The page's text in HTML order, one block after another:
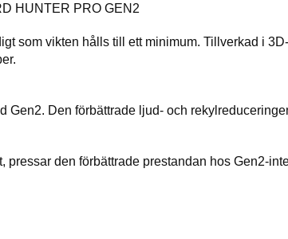
HUNTER PRO GEN2
som vikten hålls till ett minimum. Tillverkad i
Gen2. Den förbättrade ljud- och
den förbättrade prestandan hos Gen2-